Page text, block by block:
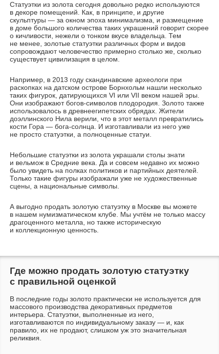
Статуэтки из золота сегодня довольно редко используются
в декоре помещений. Как, в принципе, и другие
скульптуры — за окном эпоха минимализма, и размещение
в доме большого количества таких украшений говорит скорее
о кичливости, нежели о тонком вкусе владельца. Тем
не менее, золотые статуэтки различных форм и видов
сопровождают человечество примерно столько же, сколько
существует цивилизация в целом.
Например, в 2013 году скандинавские археологи при
раскопках на датском острове Борнхольм нашли несколько
таких фигурок, датирующихся VI или VII веком нашей эры.
Они изображаютбогов-символов плодородия. Золото также
использовалось в древнеегипетских обрядах. Жители
доэллинского Нила верили, что в этот металл превратились
кости Гора — бога-солнца . И изготавливали из него уже
не просто статуэтки, а полноценные статуи.
Небольшие статуэтки из золота украшали столы знати
и вельмож в Средние века. Да и совсем недавно их можно
было увидеть на полках политиков и партийных деятелей.
Только такие фигуры изображали уже не художественные
сцены, а национальные символы.
А выгодно продать золотую статуэтку в Москве вы можете
в нашем нумизматическом клубе. Мы учтём не только массу
драгоценного металла, но также историческую
и коллекционную ценность.
Где можно продать золотую статуэтку
с правильной оценкой
В последние годы золото практически не используется для
массового производства декоративных предметов
интерьера. Статуэтки, выполненные из него,
изготавливаются по индивидуальному заказу — и, как
правило, их не продают, слишком уж это значительная
реликвия.